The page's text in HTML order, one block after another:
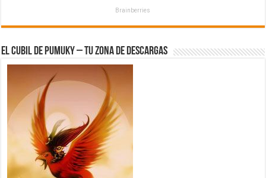
Brainberries
El Cubil de Pumuky – Tu zona de Descargas